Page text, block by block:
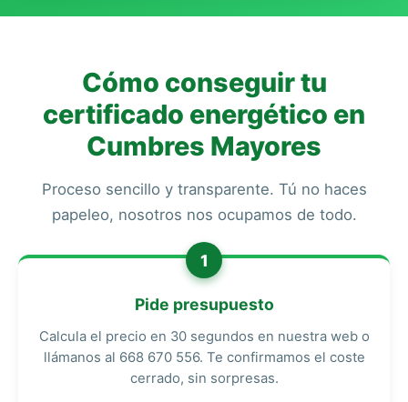
Cómo conseguir tu
certificado energético en
Cumbres Mayores
Proceso sencillo y transparente. Tú no haces
papeleo, nosotros nos ocupamos de todo.
1
Pide presupuesto
Calcula el precio en 30 segundos en nuestra web o
llámanos al 668 670 556. Te confirmamos el coste
cerrado, sin sorpresas.